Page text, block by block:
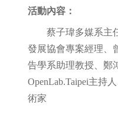
活動內容：
蔡子瑋多媒系主任
發展協會專案經理、
告學系助理教授、鄭
OpenLab.Taipei主持
術家